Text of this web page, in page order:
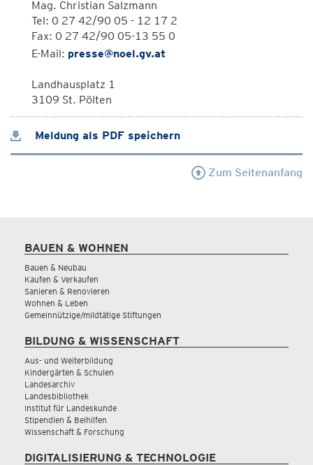
Mag. Christian Salzmann
Tel: 0 27 42/90 05 - 12 17 2
Fax: 0 27 42/90 05-13 55 0
E-Mail: presse@noel.gv.at
Landhausplatz 1
3109 St. Pölten
Meldung als PDF speichern
Zum Seitenanfang
BAUEN & WOHNEN
Bauen & Neubau
Kaufen & Verkaufen
Sanieren & Renovieren
Wohnen & Leben
Gemeinnützige/mildtätige Stiftungen
BILDUNG & WISSENSCHAFT
Aus- und Weiterbildung
Kindergärten & Schulen
Landesarchiv
Landesbibliothek
Institut für Landeskunde
Stipendien & Beihilfen
Wissenschaft & Forschung
DIGITALISIERUNG & TECHNOLOGIE